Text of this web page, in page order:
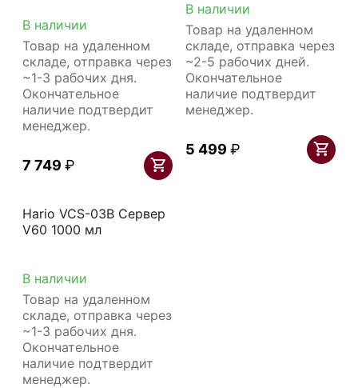
В наличии
Товар на удаленном
складе, отправка через
~1-3 рабочих дня.
Окончательное
наличие подтвердит
менеджер.
7 749 ₽
В наличии
Товар на удаленном
складе, отправка через
~2-5 рабочих дней.
Окончательное
наличие подтвердит
менеджер.
5 499 ₽
Hario VCS-03B Сервер
V60 1000 мл
В наличии
Товар на удаленном
складе, отправка через
~1-3 рабочих дня.
Окончательное
наличие подтвердит
менеджер.